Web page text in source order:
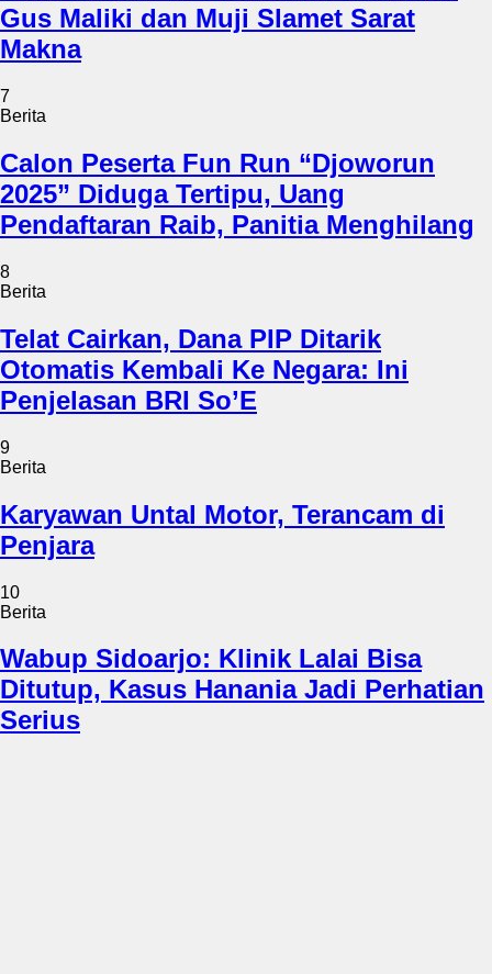
Gus Maliki dan Muji Slamet Sarat
Makna
7
Berita
Calon Peserta Fun Run “Djoworun
2025” Diduga Tertipu, Uang
Pendaftaran Raib, Panitia Menghilang
8
Berita
Telat Cairkan, Dana PIP Ditarik
Otomatis Kembali Ke Negara: Ini
Penjelasan BRI So’E
9
Berita
Karyawan Untal Motor, Terancam di
Penjara
10
Berita
Wabup Sidoarjo: Klinik Lalai Bisa
Ditutup, Kasus Hanania Jadi Perhatian
Serius